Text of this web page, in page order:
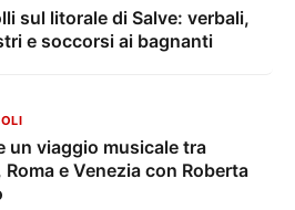
litorale di Salve: verbali,
e soccorsi ai bagnanti
un viaggio musicale tra
Roma e Venezia con Roberta